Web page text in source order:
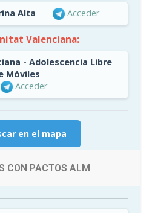
Alta - Acceder
Valenciana:
- Adolescencia Libre
Móviles
Acceder
en el mapa
CON PACTOS ALM